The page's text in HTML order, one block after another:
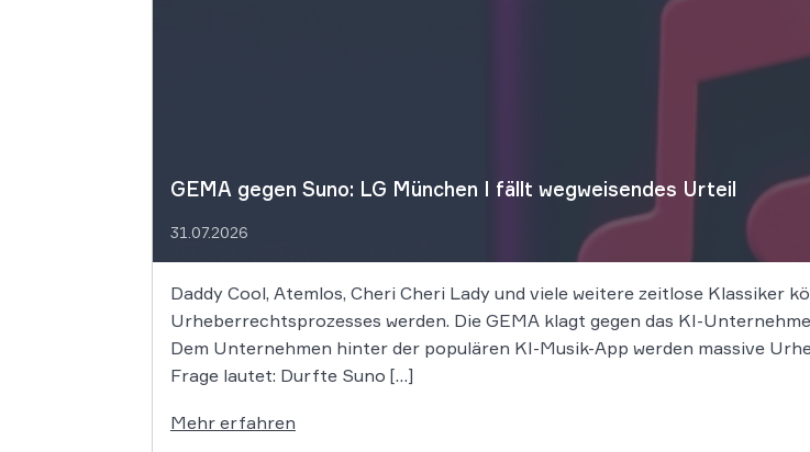
GEMA gegen Suno: LG München I fällt wegweisendes Urteil
31.07.2026
Daddy Cool, Atemlos, Cheri Cheri Lady und viele weitere zeitlose Klassiker
Urheberrechtsprozesses werden. Die GEMA klagt gegen das KI-
Dem Unternehmen hinter der populären KI-Musik-App werden massive
Frage lautet: Durfte Suno […]
Mehr erfahren